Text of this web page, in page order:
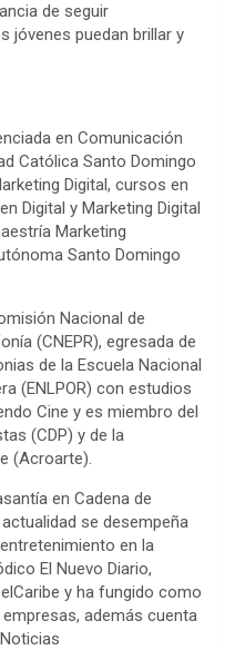
de seguir
jóvenes puedan brillar y
en Comunicación
Católica Santo Domingo
Digital, cursos en
Digital y Marketing Digital
Marketing
Santo Domingo
Nacional de
(CNEPR), egresada de
de la Escuela Nacional
(ENLPOR) con estudios
Cine y es miembro del
(CDP) y de la
(Acroarte).
en Cadena de
se desempeña
en la
El Nuevo Diario,
y ha fungido como
además cuenta